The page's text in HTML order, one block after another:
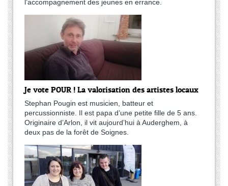
l’accompagnement des jeunes en errance.
Je vote POUR ! La valorisation des artistes locaux
Stephan Pougin est musicien, batteur et
percussionniste. Il est papa d’une petite fille de 5 ans.
Originaire d’Arlon, il vit aujourd’hui à Auderghem, à
deux pas de la forêt de Soignes.